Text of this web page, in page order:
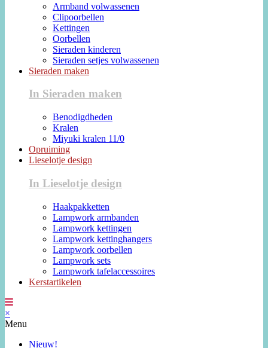
Armband volwassenen
Clipoorbellen
Kettingen
Oorbellen
Sieraden kinderen
Sieraden setjes volwassenen
Sieraden maken
In Sieraden maken
Benodigdheden
Kralen
Miyuki kralen 11/0
Opruiming
Lieselotje design
In Lieselotje design
Haakpakketten
Lampwork armbanden
Lampwork kettingen
Lampwork kettinghangers
Lampwork oorbellen
Lampwork sets
Lampwork tafelaccessoires
Kerstartikelen
×
Menu
Nieuw!